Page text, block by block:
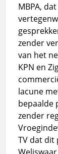
MBPA,
zender
van het
KPN en
lacune
bepaalde
zender
TV dat